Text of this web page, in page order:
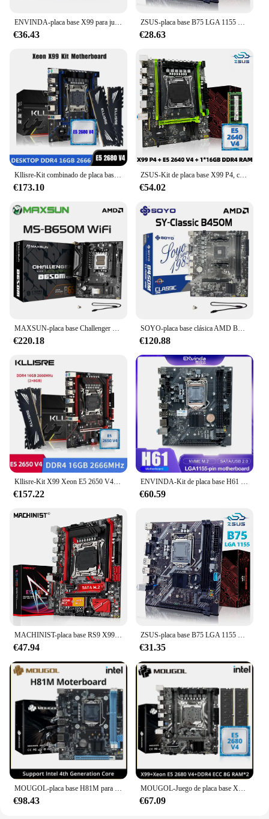
€36.43 €28.63
Kllisre-Kit combinado de placa base X99, LGA 2011-3 Xeon E5 2680 V4 CPU DDR4 16GB (2 piezas 8G), 2666MHz, memoria de escritorio
€173.10
ZSUS-Kit de placa base X99 P4, con Intel LGA2011-3 Xeon E5 2640 V4 CPU DDR4 16GB (1x16GB), memoria RAM de 2133MHZ, NVME M.2 SATA
€54.02
MAXSUN-placa base Challenger B650M, WiFi, componentes de ordenador AMD, compatible con CPU AMD AM5 7500F/7900X/7700X/7600X, Bluetooth
€220.18
SOYO-placa base clásica AMD B450M, doble canal, memoria DDR4 AM4, placa base M.2 NVME (compatible con CPU Ryzen 5500 5600 5600G), completamente nuevo
€120.88
Kllisre-Kit X99 Xeon E5 2650 V4 CPU 2 piezas X 8GB = 16GB 2666MHz DDR4, Memoria LGA 2011-3 X99, placa base
€157.22
ENVINDA-Kit de placa base H61 LGA 1155, Compatible con CPU Intel Core de 2ª y 3ª generación, Compatible con M.2 NVME SDD
€60.59
MACHINIST-placa base RS9 X99 compatible con Xeon E5 V3 V4 LGA 2011, procesador de CPU DDR4 RAM de cuatro canales y ranura SATA PCI-E M.2
€47.94
ZSUS-placa base B75 LGA 1155 para escritorio, compatible con DDR3 RAM, NVME, interfaz M.2, USB3.0, SATA3.0
€31.35
MOUGOL-placa base H81M para juegos, doble canal DDR3, M.2, NVME, PCIEx16, HDMI, interfaz VGA, LGA 1150, compatible con CPU Intel Core de 4. ª generación
€98.43
MOUGOL-Juego de placa base X99 para juegos con Intel Xeon E5 2680 V4 y DDR4 8Gx2 2133MHz, doble canal ECC RAM M.2 NVME para PC de escritorio
€67.09